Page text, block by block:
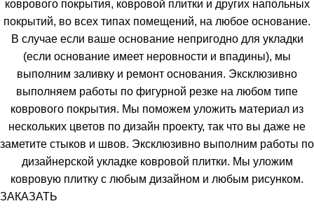
коврового покрытия, ковровой плитки и других напольных
покрытий, во всех типах помещений, на любое основание.
В случае если ваше основание непригодно для укладки
(если основание имеет неровности и впадины), мы
выполним заливку и ремонт основания. Эксклюзивно
выполняем работы по фигурной резке на любом типе
коврового покрытия. Мы поможем уложить материал из
нескольких цветов по дизайн проекту, так что вы даже не
заметите стыков и швов. Эксклюзивно выполним работы по
дизайнерской укладке ковровой плитки. Мы уложим
ковровую плитку с любым дизайном и любым рисунком.
ЗАКАЗАТЬ